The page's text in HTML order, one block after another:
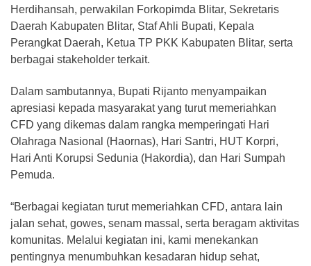
Herdihansah, perwakilan Forkopimda Blitar, Sekretaris
Daerah Kabupaten Blitar, Staf Ahli Bupati, Kepala
Perangkat Daerah, Ketua TP PKK Kabupaten Blitar, serta
berbagai stakeholder terkait.
Dalam sambutannya, Bupati Rijanto menyampaikan
apresiasi kepada masyarakat yang turut memeriahkan
CFD yang dikemas dalam rangka memperingati Hari
Olahraga Nasional (Haornas), Hari Santri, HUT Korpri,
Hari Anti Korupsi Sedunia (Hakordia), dan Hari Sumpah
Pemuda.
“Berbagai kegiatan turut memeriahkan CFD, antara lain
jalan sehat, gowes, senam massal, serta beragam aktivitas
komunitas. Melalui kegiatan ini, kami menekankan
pentingnya menumbuhkan kesadaran hidup sehat,